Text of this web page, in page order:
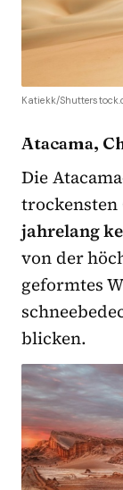
Katiekk/
Atacama,
Die
trockensten
jahrelang
von der
geformtes
blicken.